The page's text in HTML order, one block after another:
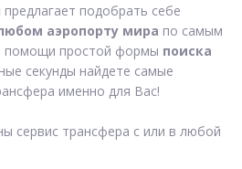
предлагает подобрать себе
аэропорту мира по самым
помощи простой формы поиска
секунды найдете самые
именно для Вас!
сервис трансфера с или в любой